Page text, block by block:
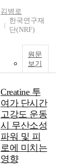
김병로
한국연구재
단(NRF)
원문
보기
Creatine 투
여가 단시간
고강도 운동
시 무산소성
파워 및 피
로에 미치는
영향